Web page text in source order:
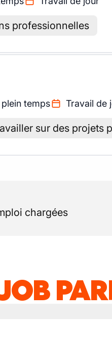
professionnelles
plein temps Travail de
sur des projets
chargées